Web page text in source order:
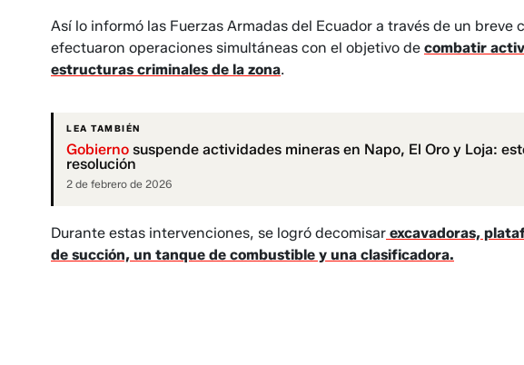
Así lo informó las Fuerzas Armadas del Ecuador a través de un
efectuaron operaciones simultáneas con el objetivo de combatir
estructuras criminales de la zona.
LEA TAMBIÉN
Gobierno suspende actividades mineras en Napo, El Oro y Loja:
resolución
2 de febrero de 2026
Durante estas intervenciones, se logró decomisar excavadoras,
de succión, un tanque de combustible y una clasificadora.